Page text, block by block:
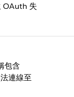
OAuth 失
包含
連線至